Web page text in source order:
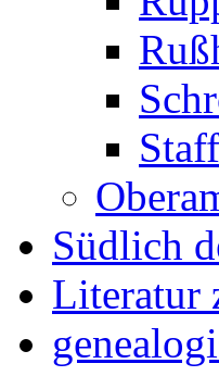
Südlich
Literatur